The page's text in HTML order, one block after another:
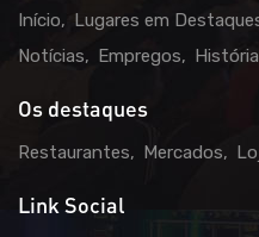
Início Lugares em
Notícias
Empregos História
Os destaques
Restaurantes Mercados
Link Social